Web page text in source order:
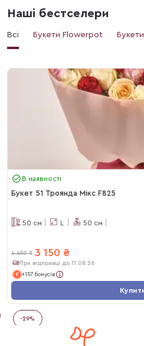
Наші бестселери
Всі Букети Flowerpot
В наявності
Букет 51 Троянда Мікс F825
50 см L 50 см
4 450 ₴ 3 150 ₴
При відправці до 11.08.26
+157 бонусів
-29%